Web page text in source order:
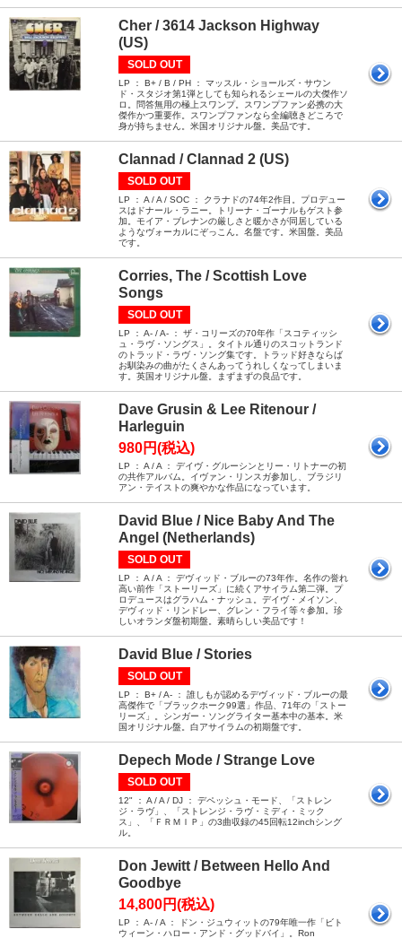
Cher / 3614 Jackson Highway
(US)
SOLD OUT
LP ： B+ / B / PH ： マッスル・ショールズ・サウン
ド・スタジオ第1弾としても知られるシェールの大傑作ソ
ロ。問答無用の極上スワンプ。スワンプファン必携の大
傑作かつ重要作。スワンプファンなら全編聴きどころで
身が持ちません。米国オリジナル盤。美品です。
Clannad / Clannad 2 (US)
SOLD OUT
LP ： A / A / SOC ： クラナドの74年2作目。プロデュー
スはドナール・ラニー。トリーナ・ゴーナルもゲスト参
加。モイア・ブレナンの厳しさと暖かさが同居している
ようなヴォーカルにぞっこん。名盤です。米国盤。美品
です。
Corries, The / Scottish Love
Songs
SOLD OUT
LP ： A- / A- ： ザ・コリーズの70年作「スコティッシ
ュ・ラヴ・ソングス」。タイトル通りのスコットランド
のトラッド・ラヴ・ソング集です。トラッド好きならば
お馴染みの曲がたくさんあってうれしくなってしまいま
す。英国オリジナル盤。まずまずの良品です。
Dave Grusin & Lee Ritenour /
Harleguin
980円(税込)
LP ： A / A ： デイヴ・グルーシンとリー・リトナーの初
の共作アルバム。イヴァン・リンスガ参加し、ブラジリ
アン・テイストの爽やかな作品になっています。
David Blue / Nice Baby And The
Angel (Netherlands)
SOLD OUT
LP ： A / A ： デヴィッド・ブルーの73年作。名作の誉れ
高い前作「ストーリーズ」に続くアサイラム第二弾。プ
ロデュースはグラハム・ナッシュ。デイヴ・メイソン、
デヴィッド・リンドレー、グレン・フライ等々参加。珍
しいオランダ盤初期盤。素晴らしい美品です！
David Blue / Stories
SOLD OUT
LP ： B+ / A- ： 誰しもが認めるデヴィッド・ブルーの最
高傑作で「ブラックホーク99選」作品、71年の「ストー
リーズ」。シンガー・ソングライター基本中の基本。米
国オリジナル盤。白アサイラムの初期盤です。
Depech Mode / Strange Love
SOLD OUT
12" ： A / A / DJ ： デペッシュ・モード、「ストレン
ジ・ラヴ」、「ストレンジ・ラヴ・ミディ・ミック
ス」、「ＦＲＭＩＰ」の3曲収録の45回転12inchシング
ル。
Don Jewitt / Between Hello And
Goodbye
14,800円(税込)
LP ： A- / A ： ドン・ジュウィットの79年唯一作「ビト
ウィーン・ハロー・アンド・グッドバイ」。Ron